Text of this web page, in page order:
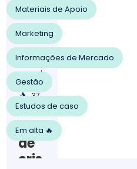
202
aci
on
am
ent
o
37
Ges
tão
de
cris
Materiais de Apoio
Marketing
Informações de Mercado
Gestão
Estudos de caso
Em alta 🔥